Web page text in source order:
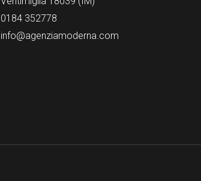
0184 352778
info@agenziamoderna.com